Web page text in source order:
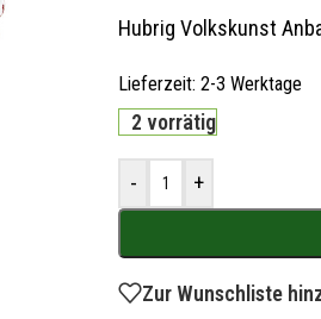
Hubrig Volkskunst
Lieferzeit:2-3 Werktage
2 vorrätig
- +
Zur Wunschliste